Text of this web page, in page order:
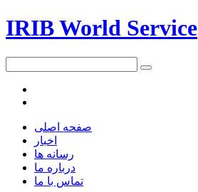
IRIB World Service
صفحه اصلی
اخبار
رسانه ها
درباره ما
تماس با ما